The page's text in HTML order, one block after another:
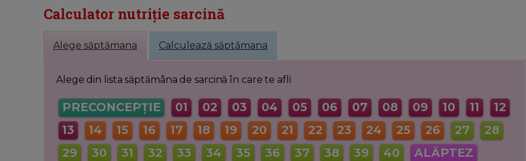
Calculator nutriție sarcină
Alege săptămana Calculează săptămana
Alege din lista săptămâna de sarcină în care te afli
PRECONCEPȚIE 01 02 03 04 05 06 07 08 09 10 11
12
13
14 15 16 17 18 19 20 21 22 23 24 25 26 27
28
29
30 31 32 33 34 35 36 37 38 39 40 ALĂPTEZ